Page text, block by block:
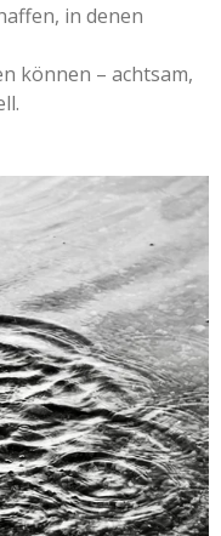
in denen
können – achtsam,